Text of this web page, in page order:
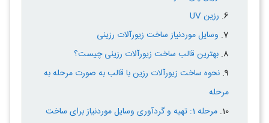
رزین UV
وسایل موردنیاز ساخت زیورآلات رزینی
بهترین قالب ساخت زیورآلات رزینی چیست؟
نحوه ساخت زیورآلات رزین با قالب به صورت مرحله به
مرحله
مرحله 1: تهیه و گردآوری وسایل موردنیاز برای ساخت